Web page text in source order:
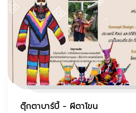
ตุ๊กตาบาร์บี้ - ผีตาโขน